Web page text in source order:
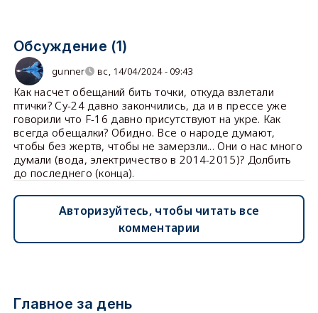
Обсуждение (1)
gunner вс, 14/04/2024 - 09:43
Как насчет обещаний бить точки, откуда взлетали
птички? Су-24 давно закончились, да и в прессе уже
говорили что F-16 давно присутствуют на укре. Как
всегда обещалки? Обидно. Все о народе думают,
чтобы без жертв, чтобы не замерзли... Они о нас много
думали (вода, электричество в 2014-2015)? Долбить
до последнего (конца).
Авторизуйтесь, чтобы читать все
комментарии
Главное за день